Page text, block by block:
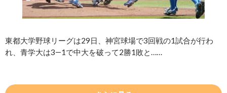
東都大学野球リーグは29日、神宮球場で3回戦の1試合が行わ
れ、青学大は3―1で中大を破って2勝1敗と……